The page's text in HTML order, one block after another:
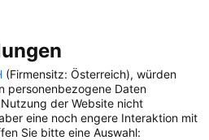
(Firmensitz: Österreich), würden
personenbezogene Daten
der Website nicht
eine noch engere Interaktion mit
Sie bitte eine Auswahl: